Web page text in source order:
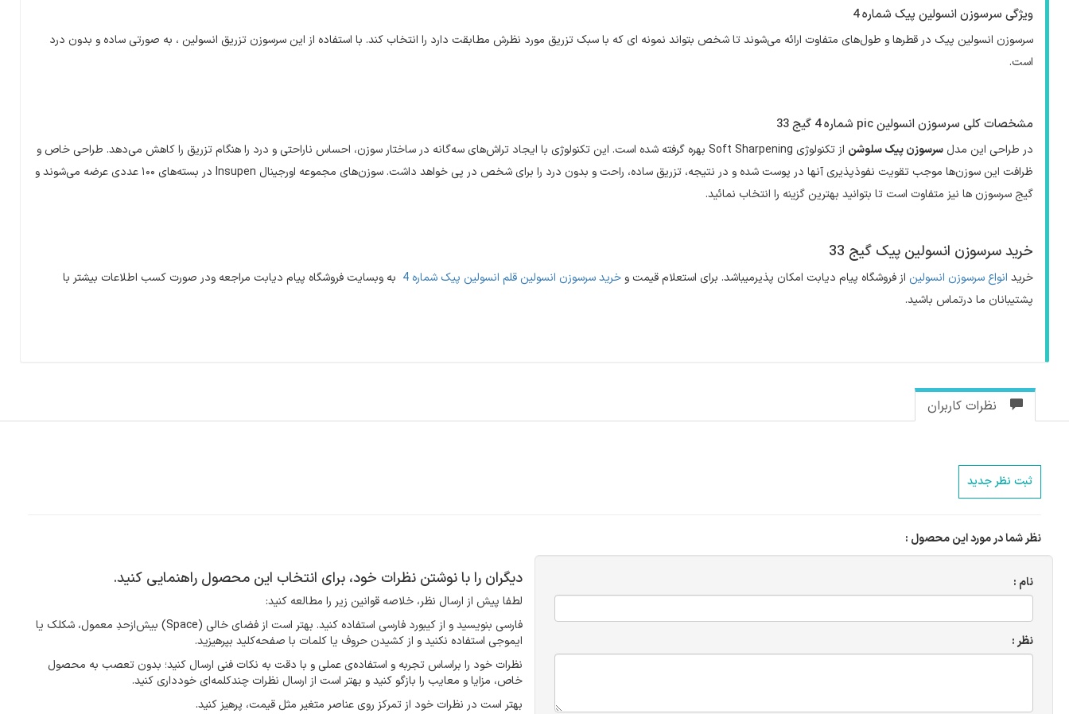
ویژگی سرسوزن انسولین پیک شماره 4
سرسوزن انسولین پیک در قطرها و طول‌های متفاوت ارائه می‌شوند تا شخص بتواند نمونه ای که با سبک تزریق مورد نظرش مطابقت دارد را انتخاب کند. با استفاده از این سرسوزن تزریق انسولین ، به صورتی ساده و بدون درد
است.
مشخصات کلی سرسوزن انسولینpic شماره 4 گیج 33
در طراحی این مدل سرسوزن پیک سلوشن از تکنولوژی
بهره گرفته شده است. این تکنولوژی با ایجاد تراش‌های سه‌گانه در ساختار سوزن، احساس ناراحتی و درد را هنگام تزریق را کاهش می‌دهد. طراحی خاص و
ظرافت این سوزن‌ها موجب تقویت نفوذپذیری آنها در پوست شده و در نتیجه، تزریق ساده، راحت و بدون درد را برای شخص در پی خواهد داشت. سوزن‌های مجموعه اورجینال
در بسته‌های ۱۰۰ عددی عرضه می‌شوند و
گیج سرسوزن‌ ها نیز متفاوت است تا بتوانید بهترین گزینه را انتخاب نمائید.
خرید سرسوزن انسولین پیک گیج 33
خرید انواع سرسوزن انسولین از فروشگاه پیام دیابت امکان پذیرمیباشد. برای استعلام قیمت و خرید سرسوزن انسولین قلم انسولین پیک شماره 4
به وبسایت فروشگاه پیام دیابت مراجعه ودر صورت کسب اطلاعات بیشتر با
پشتیبانان ما درتماس باشید.
نظرات کاربران
ثبت نظر جدید
نظر شما در مورد این محصول :
نام :
نظر :
دیگران را با نوشتن نظرات خود، برای انتخاب این محصول راهنمایی کنید.
لطفا پیش از ارسال نظر، خلاصه قوانین زیر را مطالعه کنید:
فارسی بنویسید و از کیبورد فارسی استفاده کنید. بهتر است از فضای خالی (Space) بیش‌از‌حدِ معمول، شکلک یا
ایموجی استفاده نکنید و از کشیدن حروف یا کلمات با صفحه‌کلید بپرهیزید.
نظرات خود را براساس تجربه و استفاده‌ی عملی و با دقت به نکات فنی ارسال کنید؛ بدون تعصب به محصول
خاص، مزایا و معایب را بازگو کنید و بهتر است از ارسال نظرات چندکلمه‌‌ای خودداری کنید.
بهتر است در نظرات خود از تمرکز روی عناصر متغیر مثل قیمت، پرهیز کنید.